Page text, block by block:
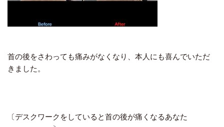
首の後をさわっても痛みがなくなり、本人にも喜んでいただ
きました。
〔デスクワークをしていると首の後が痛くなるあなた